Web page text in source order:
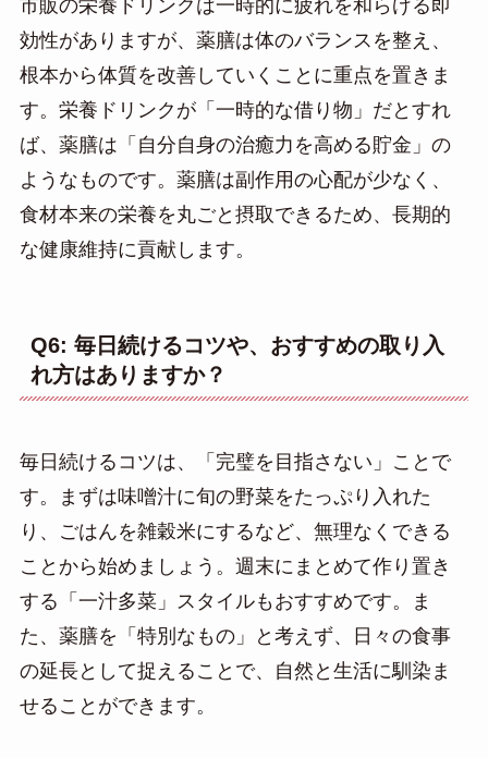
市販の栄養ドリンクは一時的に疲れを和らげる即
効性がありますが、薬膳は体のバランスを整え、
根本から体質を改善していくことに重点を置きま
す。栄養ドリンクが「一時的な借り物」だとすれ
ば、薬膳は「自分自身の治癒力を高める貯金」の
ようなものです。薬膳は副作用の心配が少なく、
食材本来の栄養を丸ごと摂取できるため、長期的
な健康維持に貢献します。
Q6: 毎日続けるコツや、おすすめの取り入
れ方はありますか？
毎日続けるコツは、「完璧を目指さない」ことで
す。まずは味噌汁に旬の野菜をたっぷり入れた
り、ごはんを雑穀米にするなど、無理なくできる
ことから始めましょう。週末にまとめて作り置き
する「一汁多菜」スタイルもおすすめです。ま
た、薬膳を「特別なもの」と考えず、日々の食事
の延長として捉えることで、自然と生活に馴染ま
せることができます。